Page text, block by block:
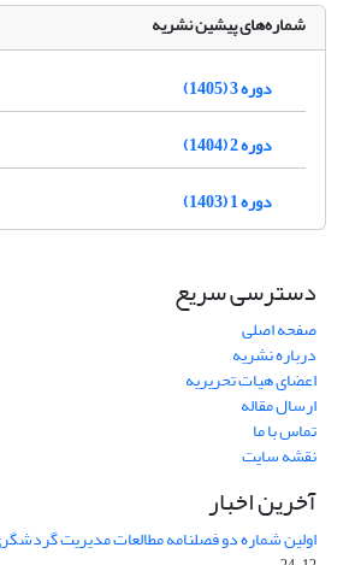
شماره‌های پیشین نشریه
دوره 3 (1405)
دوره 2 (1404)
دوره 1 (1403)
دسترسی سریع
صفحه اصلی
درباره نشریه
اعضای هیات تحریریه
ارسال مقاله
تماس با ما
نقشه سایت
آخرین اخبار
اولین شماره دو فصلنامه مطالعات مدیریت